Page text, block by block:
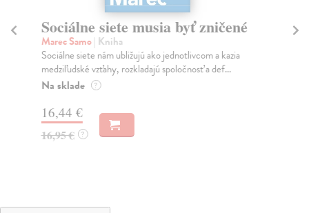
Sociálne siete musia byť zničené
Marec Samo| Kniha
Sociálne siete nám ubližujú ako jednotlivcom a kazia
medziľudské vzťahy, rozkladajú spoločnosť a def...
Na sklade ?
16,44 €
16,95 € ?